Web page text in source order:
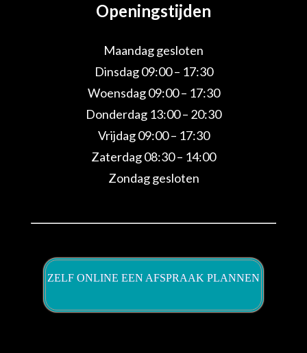
Openingstijden
Maandag gesloten
Dinsdag 09:00 – 17:30
Woensdag 09:00 – 17:30
Donderdag 13:00 – 20:30
Vrijdag 09:00 – 17:30
Zaterdag 08:30 – 14:00
Zondag gesloten
ZELF ONLINE EEN AFSPRAAK PLANNEN